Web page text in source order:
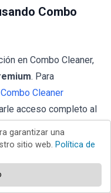
Combo
en Combo Cleaner,
. Para
Combo Cleaner
acceso completo al
garantizar una
sitio web. Política de